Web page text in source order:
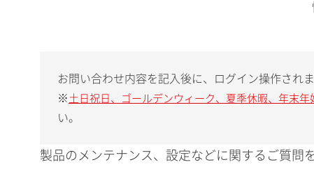
お問い合わせ内容を記入後に、ログイン操作され
※ 土日祝日、ゴールデンウィーク、夏季休暇、年末年
い。
製品のメンテナンス、設定などに関するご質問